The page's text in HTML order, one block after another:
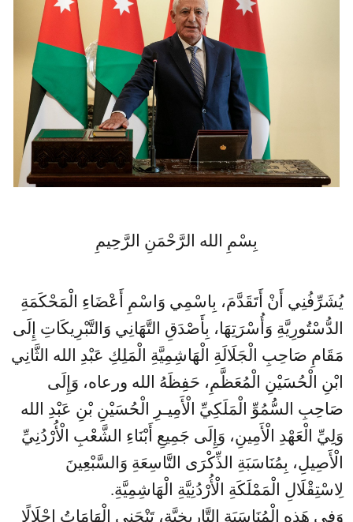
بِسْمِ الله الرَّحْمَنِ الرَّحِيمِ
يُشَرِّفُنِي أَنْ أَتَقَدَّمَ، بِاسْمِي وَاسْمِ أَعْضَاءِ الْمَحْكَمَةِ
الدُّسْتُورِيَّةِ وَأُسْرَتِهَا، بِأَصْدَقِ التَّهَانِي وَالتَّبْرِيكَاتِ إِلَى
مَقَامِ صَاحِبِ الْجَلَالَةِ الْهَاشِمِيَّةِ الْمَلِكِ عَبْدِ الله الثَّانِي
ابْنِ الْحُسَيْنِ الْمُعَظَّمِ، حَفِظَهُ الله ورعاه، وَإِلَى
صَاحِبِ السُّمُوِّ الْمَلَكِيِّ الْأَمِيـرِ الْحُسَيْنِ بْنِ عَبْدِ الله
وَلِيِّ الْعَهْدِ الْأَمِينِ، وَإِلَى جَمِيعِ أَبْنَاءِ الشَّعْبِ الْأُرْدُنِيِّ
الْأَصِيلِ، بِمُنَاسَبَةِ الذِّكْرَى التَّاسِعَةِ وَالسَّبْعِينَ
لِاسْتِقْلَالِ الْمَمْلَكَةِ الْأُرْدُنِيَّةِ الْهَاشِمِيَّةِ.
وَفِي هَذِهِ الْمُنَاسَبَةِ التَّارِيخِيَّةِ، تَنْحَنِي الْهَامَاتُ إِجْلَالًا